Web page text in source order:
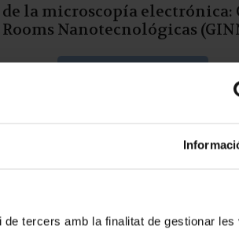
tercers amb la finalitat de gestionar les
la microscopía electrónica:
Rooms Nanotecnológicas
arcade basados en
More information